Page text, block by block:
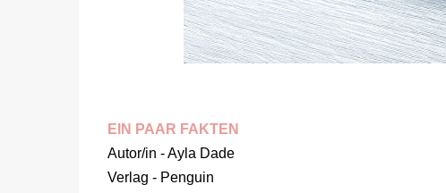
EIN PAAR FAKTEN
Autor/in - Ayla Dade
Verlag - Penguin